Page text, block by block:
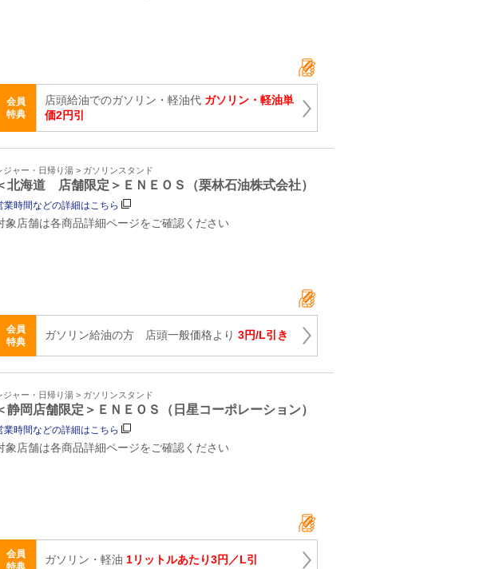
会員
特典
店頭給油でのガソリン・軽油代 ガソリン・軽油単
価2円引
ジャー・日帰り湯 > ガソリンスタンド
北海道 店舗限定＞ＥＮＥＯＳ（栗林石油株式会社）
業時間などの詳細はこちら
象店舗は各商品詳細ページをご確認ください
会員
特典
ガソリン給油の方 店頭一般価格より 3円/L引き
ジャー・日帰り湯 > ガソリンスタンド
静岡店舗限定＞ＥＮＥＯＳ（日星コーポレーション）
業時間などの詳細はこちら
象店舗は各商品詳細ページをご確認ください
会員
特典
ガソリン・軽油 1リットルあたり3円／L引